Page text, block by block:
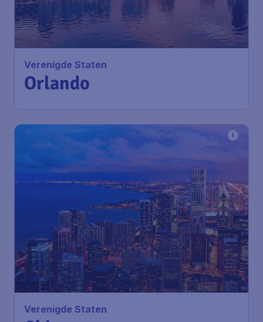
Verenigde Staten
Orlando
Verenigde Staten
Chicago
€ 667*
vanaf
Airport Schiphol
Chicago